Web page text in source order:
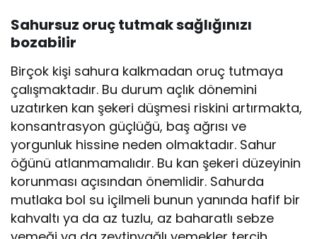
Sahursuz oruç tutmak sağlığınızı
bozabilir
Birçok kişi sahura kalkmadan oruç tutmaya
çalışmaktadır. Bu durum açlık dönemini
uzatırken kan şekeri düşmesi riskini artırmakta,
konsantrasyon güçlüğü, baş ağrısı ve
yorgunluk hissine neden olmaktadır. Sahur
öğünü atlanmamalıdır. Bu kan şekeri düzeyinin
korunması açısından önemlidir. Sahurda
mutlaka bol su içilmeli bunun yanında hafif bir
kahvaltı ya da az tuzlu, az baharatlı sebze